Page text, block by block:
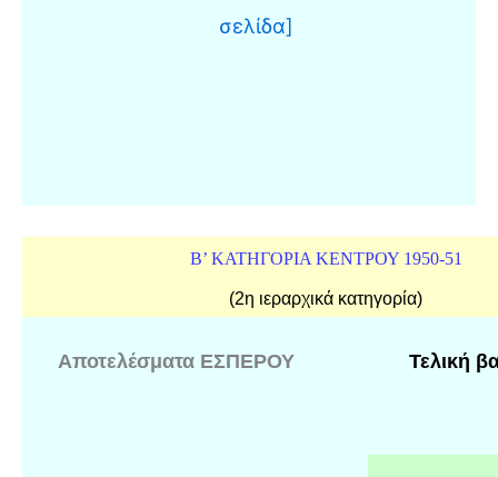
σελίδα]
Β’ ΚΑΤΗΓΟΡΙΑ ΚΕΝΤΡΟΥ 1950-51
(2η ιεραρχικά κατηγορία)
Αποτελέσματα ΕΣΠΕΡΟΥ Τελική